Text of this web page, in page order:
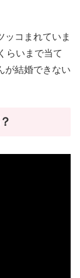
ッコまれていま
らいまで当て
が結婚できない